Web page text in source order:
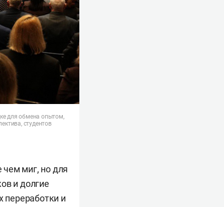
для обмена опытом,
студентов
чем миг, но для
и долгие
переработки и